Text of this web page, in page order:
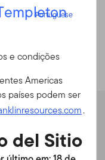
2020
Portuguese
e condições
Americas
países podem ser
.
del Sitio